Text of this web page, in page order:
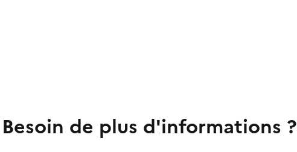
Besoin de plus d'informations ?